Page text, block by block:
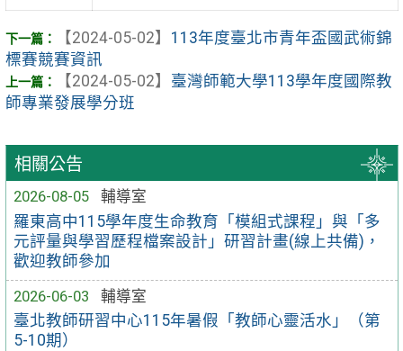
相關公告
2026-08-05
輔導室
羅東高中115學年度生命教育「模組式課程」與「多
元評量與學習歷程檔案設計」研習計畫(線上共備)，
歡迎教師參加
2026-06-03
輔導室
臺北教師研習中心115年暑假「教師心靈活水」（第
5-10期）
【2024-05-02】 113年度臺北市青年盃國武術錦
標賽競賽資訊
【2024-05-02】 臺灣師範大學113學年度國際教
師專業發展學分班